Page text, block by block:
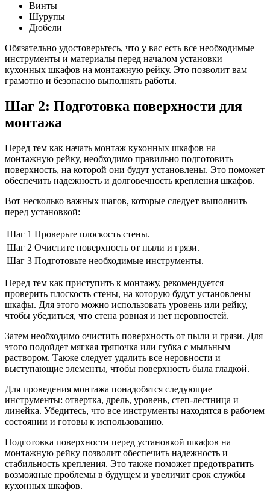
Винты
Шурупы
Дюбели
Обязательно удостоверьтесь, что у вас есть все необходимые
инструменты и материалы перед началом установки
кухонных шкафов на монтажную рейку. Это позволит вам
грамотно и безопасно выполнять работы.
Шаг 2: Подготовка поверхности для
монтажа
Перед тем как начать монтаж кухонных шкафов на
монтажную рейку, необходимо правильно подготовить
поверхность, на которой они будут установлены. Это поможет
обеспечить надежность и долговечность крепления шкафов.
Вот несколько важных шагов, которые следует выполнить
перед установкой:
Шаг 1 Проверьте плоскость стены.
Шаг 2 Очистите поверхность от пыли и грязи.
Шаг 3 Подготовьте необходимые инструменты.
Перед тем как приступить к монтажу, рекомендуется
проверить плоскость стены, на которую будут установлены
шкафы. Для этого можно использовать уровень или рейку,
чтобы убедиться, что стена ровная и нет неровностей.
Затем необходимо очистить поверхность от пыли и грязи. Для
этого подойдет мягкая тряпочка или губка с мыльным
раствором. Также следует удалить все неровности и
выступающие элементы, чтобы поверхность была гладкой.
Для проведения монтажа понадобятся следующие
инструменты: отвертка, дрель, уровень, степ-лестница и
линейка. Убедитесь, что все инструменты находятся в рабочем
состоянии и готовы к использованию.
Подготовка поверхности перед установкой шкафов на
монтажную рейку позволит обеспечить надежность и
стабильность крепления. Это также поможет предотвратить
возможные проблемы в будущем и увеличит срок службы
кухонных шкафов.